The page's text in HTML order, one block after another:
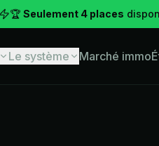
🏆 Seulement 4 places
Le système Marché immo